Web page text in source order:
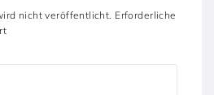
nicht veröffentlicht. Erforderliche